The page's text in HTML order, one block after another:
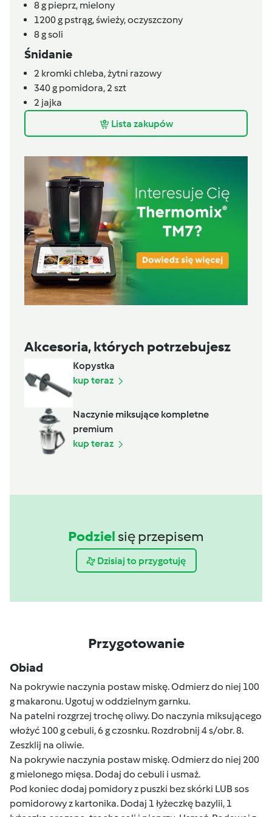
8g pieprz, mielony
1200g pstrąg, świeży, oczyszczony
8gsoli
Śnidanie
2 kromki chleba,żytni razowy
340g pomidora,2 szt
2 jajka
Lista zakupów
Akcesoria, których potrzebujesz
Kopystka
kup teraz
Naczynie miksujące kompletne
premium
kup teraz
Podziel się przepisem
Dzisiaj to przygotuję
Przygotowanie
Obiad
Na pokrywie naczynia postaw miskę. Odmierz do niej 100
g makaronu. Ugotuj w oddzielnym garnku.
Na patelni rozgrzej trochę oliwy. Do naczynia miksującego
włożyć 100 g cebuli, 6 g czosnku. Rozdrobnij 4 s/obr. 8.
Zeszklij na oliwie.
Na pokrywie naczynia postaw miskę. Odmierz do niej 200
g mielonego mięsa. Dodaj do cebuli i usmaż.
Pod koniec dodaj pomidory z puszki bez skórki LUB sos
pomidorowy z kartonika. Dodaj 1 łyżeczkę bazylii, 1